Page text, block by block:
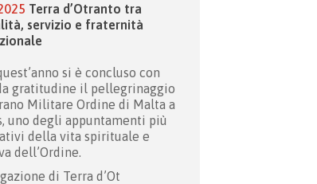
Terra d’Otranto tra
servizio e fraternità
si è concluso con
gratitudine il pellegrinaggio
Militare Ordine di Malta a
uno degli appuntamenti più
della vita spirituale e
dell’Ordine.
di Terra d’Ot